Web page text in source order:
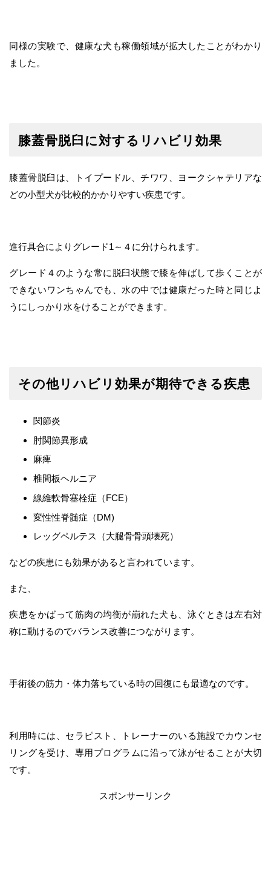
同様の実験で、健康な犬も稼働領域が拡大したことがわかり
ました。
膝蓋骨脱臼に対するリハビリ効果
膝蓋骨脱臼は、トイプードル、チワワ、ヨークシャテリアな
どの小型犬が比較的かかりやすい疾患です。
進行具合によりグレード1～４に分けられます。
グレード４のような常に脱臼状態で膝を伸ばして歩くことが
できないワンちゃんでも、水の中では健康だった時と同じよ
うにしっかり水をけることができます。
その他リハビリ効果が期待できる疾患
関節炎
肘関節異形成
麻痺
椎間板ヘルニア
線維軟骨塞栓症（FCE）
変性性脊髄症（DM)
レッグペルテス（大腿骨骨頭壊死）
などの疾患にも効果があると言われています。
また、
疾患をかばって筋肉の均衡が崩れた犬も、泳ぐときは左右対
称に動けるのでバランス改善につながります。
手術後の筋力・体力落ちている時の回復にも最適なのです。
利用時には、セラピスト、トレーナーのいる施設でカウンセ
リングを受け、専用プログラムに沿って泳がせることが大切
です。
スポンサーリンク